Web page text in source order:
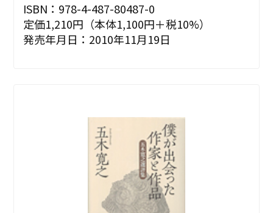
ISBN：978-4-487-80487-0
定価1,210円（本体1,100円＋税10%）
発売年月日：2010年11月19日